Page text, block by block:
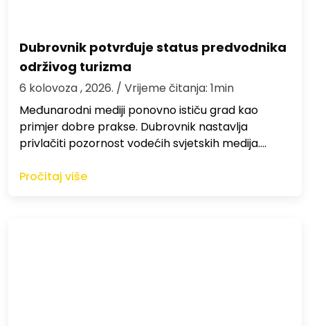
Dubrovnik potvrđuje status predvodnika
održivog turizma
6 kolovoza , 2026. / Vrijeme čitanja: 1min
Međunarodni mediji ponovno ističu grad kao
primjer dobre prakse. Dubrovnik nastavlja
privlačiti pozornost vodećih svjetskih medija.…
Pročitaj više